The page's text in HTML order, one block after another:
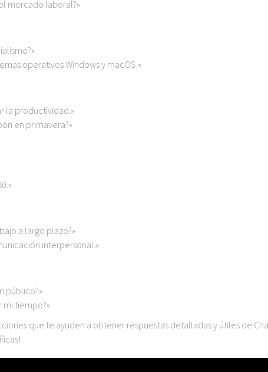
mercado laboral?»
operativos Windows y macOS.»
la productividad.»
en primavera?»
a largo plazo?»
interpersonal.»
público?»
mi tiempo?»
que te ayuden a obtener respuestas detalladas y útiles de